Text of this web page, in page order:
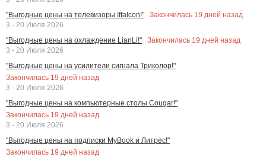
"Выгодные цены на телевизоры Iffalcon!"
Закончилась 19 дней назад
3 - 20 Июля 2026
"Выгодные цены на охлаждение LianLi!"
Закончилась 19 дней назад
3 - 20 Июля 2026
"Выгодные цены на усилители сигнала Триколор!"
Закончилась 19 дней назад
3 - 20 Июля 2026
"Выгодные цены на компьютерные столы Cougar!"
Закончилась 19 дней назад
3 - 20 Июля 2026
"Выгодные цены на подписки MyBook и Литрес!"
Закончилась 19 дней назад